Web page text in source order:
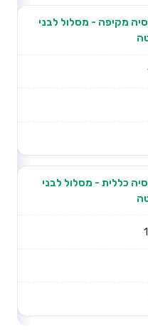
מקיפה - מסלול לבני
כללית - מסלול לבני